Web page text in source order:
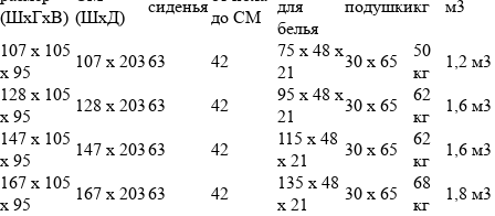
(ШхГхВ) (ШхД)
сиденья
до СМ
для
белья
подушкикг
м3
107 х 105
х 95
107 х 20363 42
75 х 48 х
21
30 х 65
50
кг
1,2 м3
128 х 105
х 95
128 х 20363 42
95 х 48 х
21
30 х 65
62
кг
1,6 м3
147 х 105
х 95
147 х 20363 42
115 х 48
х 21
30 х 65
62
кг
1,6 м3
167 х 105
х 95
167 х 20363 42
135 х 48
х 21
30 х 65
68
кг
1,8 м3